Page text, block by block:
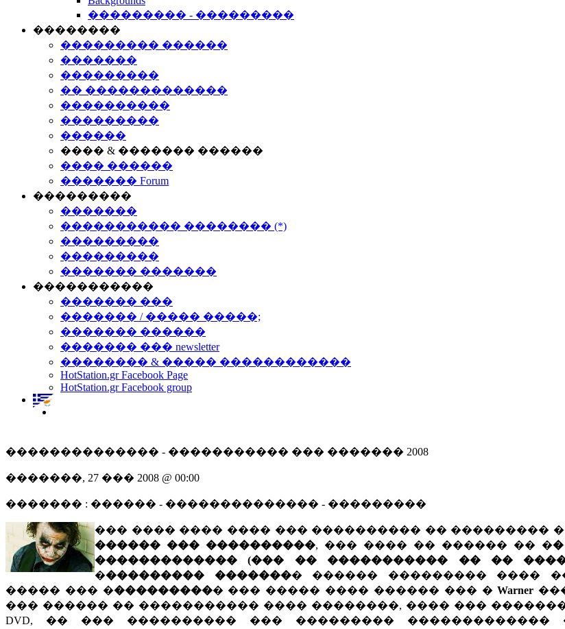
��������� - ���������
��������
��������� ������
�������
���������
�� �������������
����������
���������
������
���� & ������� ������
���� ������
������� Forum
���������
�������
����������� �������� (*)
���������
���������
������� �������
�����������
������� ���
������� / ����� �����;
������� ������
������� ��� newsletter
�������� & ����� ������������
HotStation.gr Facebook Page
HotStation.gr Facebook group
�������������� - ����������� ��� ������� 2008
�������, 27 ��� 2008 @ 00:00
������� : ������ - �������������� - ���������
��� ���� ���� ���� ��� ���������� �� ���������
������ ��� ����������, ��� ���� �� ������ �� �
������������� (��� �� ����������� �� ��
���������� �������� ������ ��������� ����
����� ��� ����������� ��� ����� ���� ������ ��� �Warner
��� ������ �� ����������� ���� ��������, ���� ���
DVD, �� ��� ���������� ��� ��������� �������������